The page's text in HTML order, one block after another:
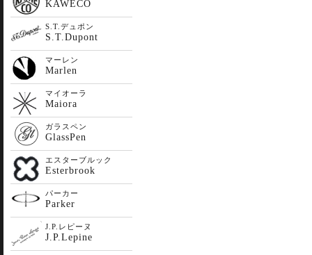
KAWECO
S.T.デュポン
S.T.Dupont
マーレン
Marlen
マイオーラ
Maiora
ガラスペン
GlassPen
エスターブルック
Esterbrook
パーカー
Parker
J.P.レピーヌ
J.P.Lepine